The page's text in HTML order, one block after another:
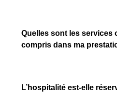
Quelles sont les services
compris dans ma
L’hospitalité est-elle